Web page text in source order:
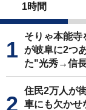
1時間
そりゃ本能
が岐阜に2つ
た"光秀→信長
住民2万人が
車にも欠かせ